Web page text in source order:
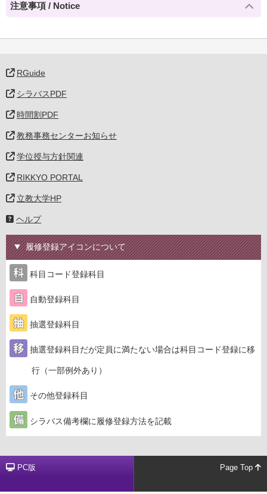
注意事項 / Notice
RGuide
シラバスPDF
時間割PDF
教務事務センターお知らせ
学位授与方針関連
RIKKYO PORTAL
立教大学HP
ヘルプ
履修登録アイコンについて
科目コード登録科目
自動登録科目
抽選登録科目
抽選登録科目だが定員に満たない場合は科目コード登録に移
行（一部例外あり）
その他登録科目
シラバス備考欄に履修登録方法を記載
PC版 Page Top